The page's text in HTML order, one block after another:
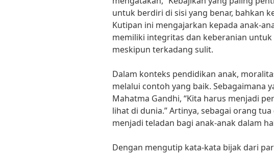
untuk berdiri di sisi yang benar, bahkan
Kutipan ini mengajarkan kepada anak-
memiliki integritas dan keberanian untuk
meskipun terkadang sulit.
Dalam konteks pendidikan anak,
melalui contoh yang baik. Sebagaimana
Mahatma Gandhi, “Kita harus menjadi
lihat di dunia.” Artinya, sebagai orang
menjadi teladan bagi anak-anak dalam
Dengan mengutip kata-kata bijak dari